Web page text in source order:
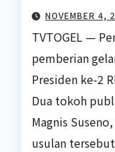
NOVEMBER 4,
TVTOGEL —
pemberian
Presiden ke-2
Dua tokoh
Magnis
usulan